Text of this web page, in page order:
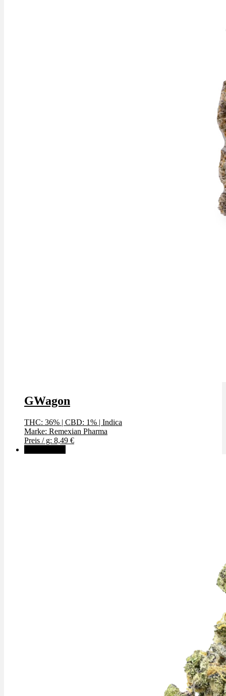
GWagon
THC: 36% | CBD: 1% | Indica
Marke: Remexian Pharma
Preis / g: 8,49 €